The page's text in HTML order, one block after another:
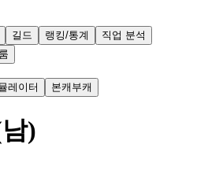
길드 랭킹/통계
직업 분석
레이터 본캐부캐
)